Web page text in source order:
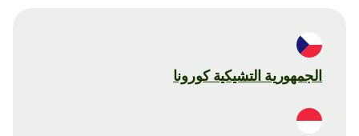
الجمهورية التشيكية كورونا